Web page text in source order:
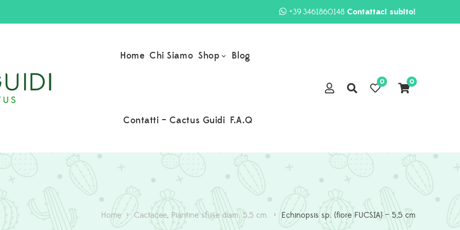
+39 3461860148 Contattaci subito!
Home Chi Siamo Shop Blog
Contatti – Cactus Guidi F.A.Q
0 0
Home > ⁠Cactacee, Piantine sfuse diam. 5,5 cm. > Echinopsis sp. (fiore FUCSIA) – 5,5 cm